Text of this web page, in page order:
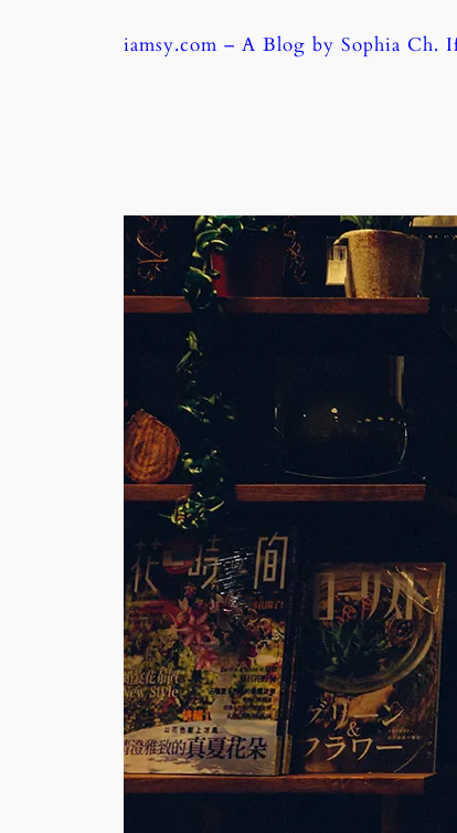
iamsy.com – A Blog by Sophia Ch.